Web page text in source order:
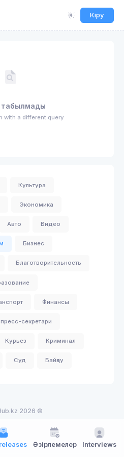
Кіру
табылмады
with a different query
Культура
Экономика
Авто Видео
Бизнес
Благотворительность
Финансы
секретари
Курьез Криминал
Суд Байқау
2026 ©
Әзірлемелер Interviews